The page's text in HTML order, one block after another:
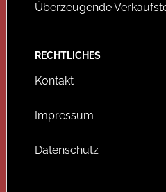
Überzeugende
RECHTLICHES
Kontakt
Impressum
Datenschutz